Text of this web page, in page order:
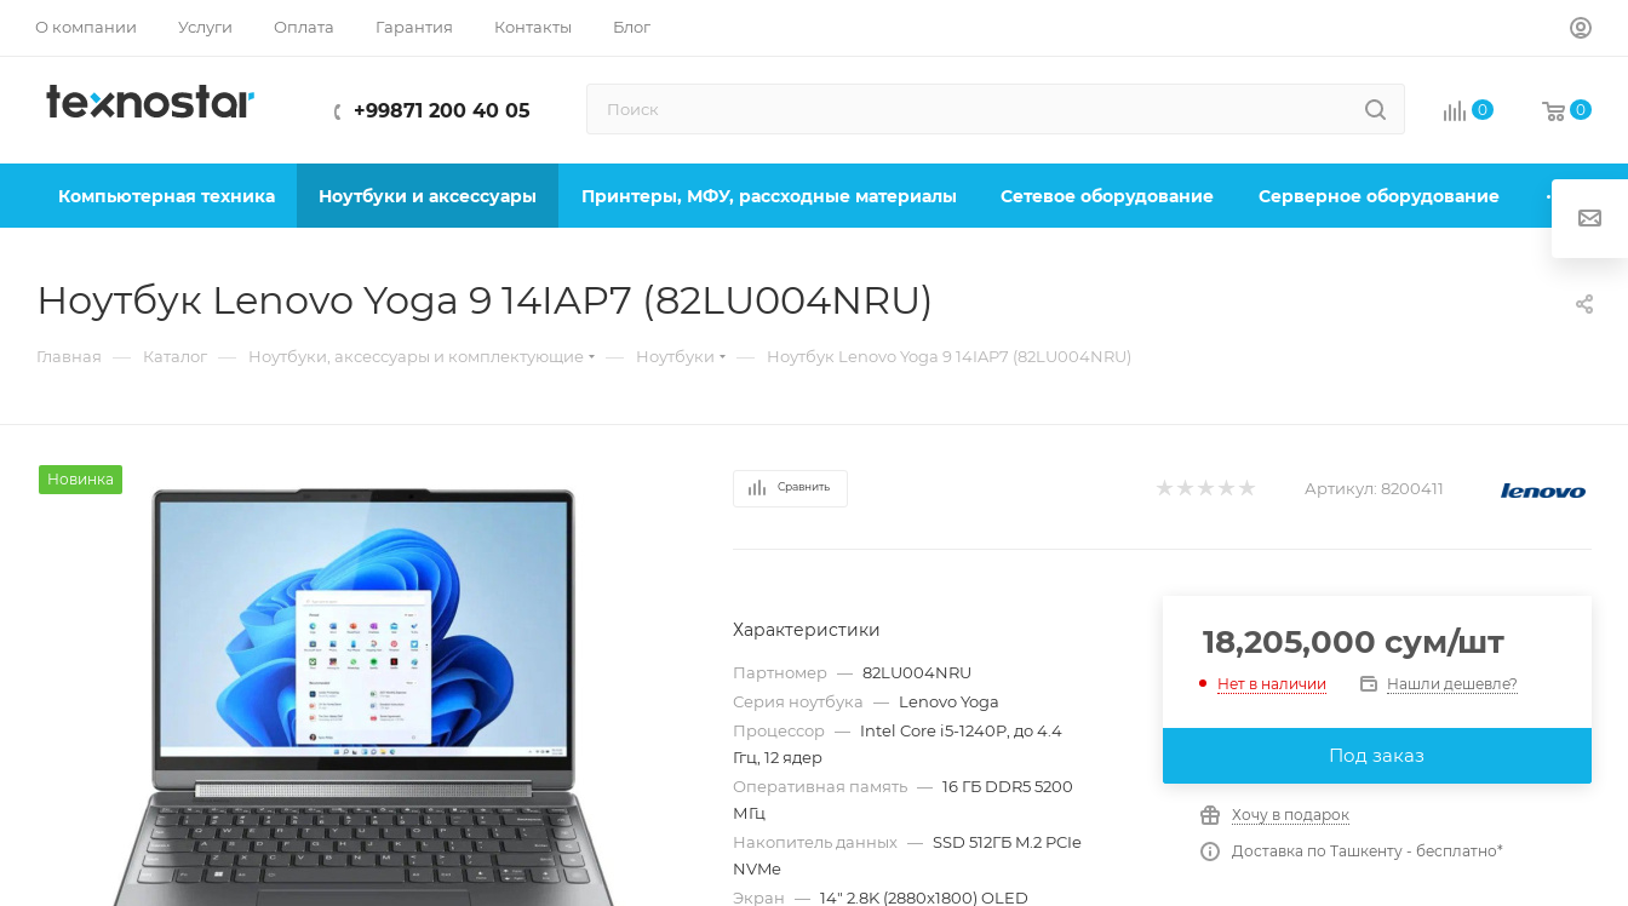
О компании Услуги Оплата Гарантия Контакты Блог
+99871 200 40 05 0 0
Компьютерная техника Ноутбуки и аксессуары Принтеры, МФУ, рассходные материалы Сетевое оборудование Серверное оборудование
Ноутбук Lenovo Yoga 9 14IAP7 (82LU004NRU)
Главная — Каталог — Ноутбуки, аксессуары и комплектующие — Ноутбуки — Ноутбук Lenovo Yoga 9 14IAP7 (82LU004NRU)
Новинка Сравнить Артикул: 8200411
Характеристики
Партномер — 82LU004NRU
Серия ноутбука — Lenovo Yoga
Процессор — Intel Core i5-1240P, до 4.4
Ггц, 12 ядер
Оперативная память — 16 ГБ DDR5 5200
МГц
Накопитель данных — SSD 512ГБ M.2 PCIe
NVMe
Экран — 14" 2.8K (2880x1800) OLED
18,205,000 сум/шт
Нет в наличии Нашли дешевле?
Под заказ
Хочу в подарок
Доставка по Ташкенту - бесплатно*